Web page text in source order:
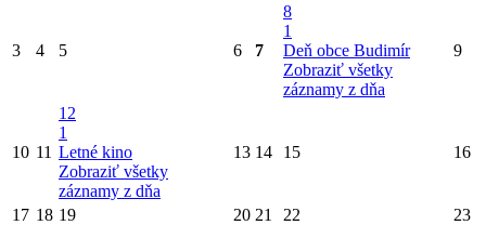
3 4 5 6 7
8
1
Deň obce Budimír
Zobraziť všetky
záznamy z dňa
9
10 11
12
1
Letné kino
Zobraziť všetky
záznamy z dňa
13 14 15 16
17 18 19 20 21 22
23